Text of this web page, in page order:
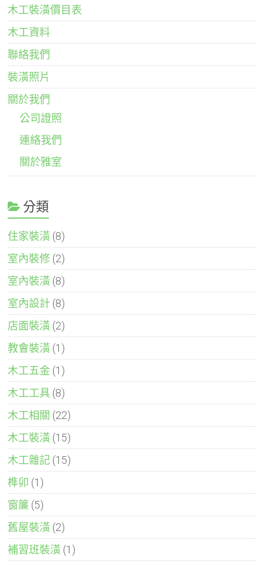
木工裝潢價目表
木工資料
聯絡我們
裝潢照片
關於我們
公司證照
連絡我們
關於雅室
分類
住家裝潢 (8)
室內裝修 (2)
室內裝潢 (8)
室內設計 (8)
店面裝潢 (2)
教會裝潢 (1)
木工五金 (1)
木工工具 (8)
木工相關 (22)
木工裝潢 (15)
木工雜記 (15)
榫卯 (1)
窗簾 (5)
舊屋裝潢 (2)
補習班裝潢 (1)